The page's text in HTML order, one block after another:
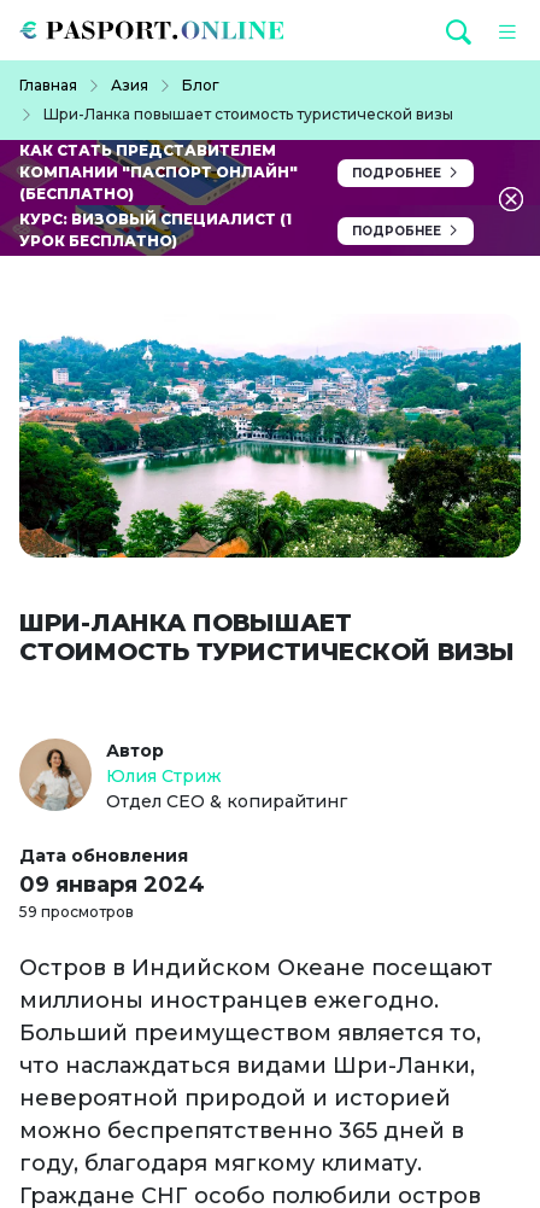
Главная Азия
Блог
Шри-Ланка повышает стоимость туристической визы
КАК СТАТЬ ПРЕДСТАВИТЕЛЕМ
КОМПАНИИ "ПАСПОРТ ОНЛАЙН"
(БЕСПЛАТНО)
ПОДРОБНЕЕ
КУРС: ВИЗОВЫЙ СПЕЦИАЛИСТ (1
УРОК БЕСПЛАТНО)
ПОДРОБНЕЕ
ШРИ-ЛАНКА ПОВЫШАЕТ
СТОИМОСТЬ ТУРИСТИЧЕСКОЙ ВИЗЫ
Автор
Юлия Стриж
Отдел СЕО & копирайтинг
Дата обновления
09 января 2024
59 просмотров
Остров в Индийском Океане посещают
миллионы иностранцев ежегодно.
Больший преимуществом является то,
что наслаждаться видами Шри-Ланки,
невероятной природой и историей
можно беспрепятственно 365 дней в
году, благодаря мягкому климату.
Граждане СНГ особо полюбили остров